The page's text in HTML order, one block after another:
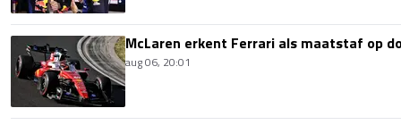
McLaren erkent Ferrari als maatstaf op
aug 06, 20:01